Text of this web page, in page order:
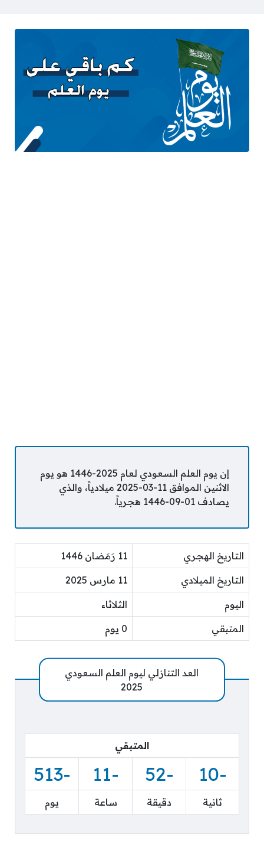
إن يوم العلم السعودي لعام 2025-1446 هو يوم
الاثنين الموافق 11-03-2025 ميلادياً، والذي
يصادف 01-09-1446 هجرياً.
التاريخ الهجري 11 رَمَضان 1446
التاريخ الميلادي 11 مارس 2025
اليوم الثلاثاء
المتبقي 0 يوم
العد التنازلي ليوم العلم السعودي
2025
المتبقي
-11
-52
-11
-513
ثانية دقيقة ساعة يوم